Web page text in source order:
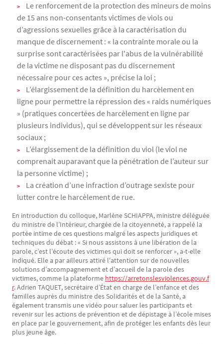
Le renforcement de la protection des mineurs de moins
de 15 ans non-consentants victimes de viols ou
d’agressions sexuelles grâce à la caractérisation du
manque de discernement : « la contrainte morale ou la
surprise sont caractérisées par l'abus de la vulnérabilité
de la victime ne disposant pas du discernement
nécessaire pour ces actes », précise la loi ;
L’élargissement de la définition du harcèlement en
ligne pour permettre la répression des « raids numériques
» (pratiques concertées de harcèlement en ligne par
plusieurs individus), qui se développent sur les réseaux
sociaux ;
L’élargissement de la définition du viol (le viol ne
comprenait auparavant que la pénétration de l’auteur sur
la personne victime) ;
La création d’une infraction d’outrage sexiste pour
lutter contre le harcèlement de rue.
En introduction du colloque, Marlène SCHIAPPA, ministre déléguée
du ministre de l’Intérieur, chargée de la citoyenneté, a rappelé la
portée intime de ces questions malgré les aspects juridiques et
techniques du débat : « Si nous assistons à une libération de la
parole, c’est l’écoute des victimes qui doit se renforcer », a-t-elle
indiqué. Elle a par ailleurs attiré l'attention sur de nouvelles
solutions d’accompagnement et d’accueil de la parole des
victimes, comme la plateforme https://arretonslesviolences.gouv.f
r. Adrien TAQUET, secrétaire d’État en charge de l’enfance et des
familles auprès du ministre des Solidarités et de la Santé, a
également transmis une vidéo pour saluer les participants et
revenir sur les actions de prévention et de dépistage à l’école mises
en place par le gouvernement, afin de protéger les enfants dès leur
plus jeune âge.